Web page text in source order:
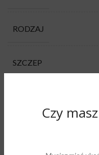
Czy
RODZAJ
SZCZEP